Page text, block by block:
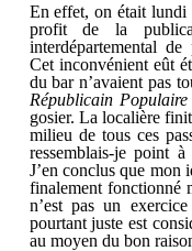
En effet, on était lundi
profit de la
interdépartemental
Cet inconvénient eût
du bar n’avaient pas
Républicain
gosier. La localière
milieu de tous ces
ressemblais-je point
J’en conclus que mon
finalement fonctionné
n’est pas un
pourtant juste est
au moyen du bon